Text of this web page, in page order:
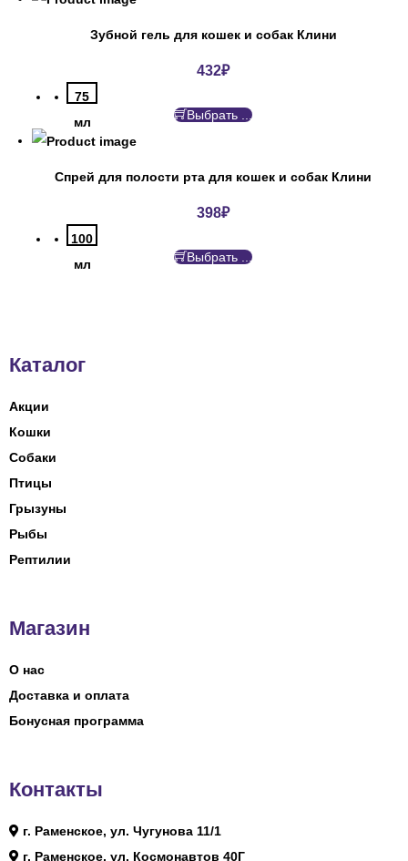
Зубной гель для кошек и собак Клини
432₽
75
мл
Выбрать ...
Спрей для полости рта для кошек и собак Клини
398₽
100
мл
Выбрать ...
Каталог
Акции
Кошки
Собаки
Птицы
Грызуны
Рыбы
Рептилии
Магазин
О нас
Доставка и оплата
Бонусная программа
Контакты
г. Раменское, ул. Чугунова 11/1
г. Раменское, ул. Космонавтов 40Г